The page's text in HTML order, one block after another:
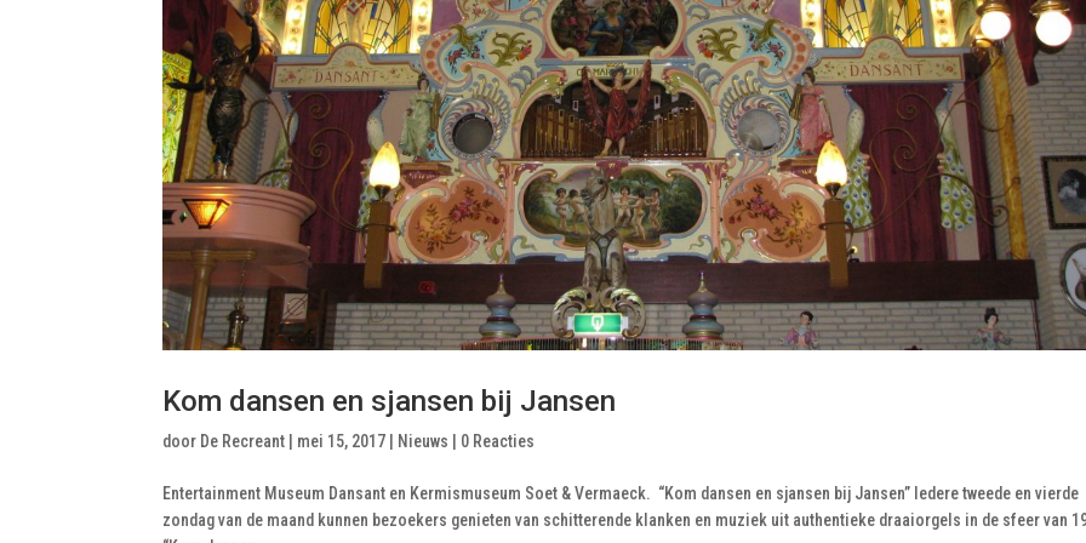
Kom dansen en sjansen bij Jansen
door De Recreant mei 15, 2017 Nieuws 0 Reacties
Entertainment Museum Dansant en Kermismuseum Soet & Vermaeck. “Kom dansen en sjansen bij Jansen” Iedere tweede en vierde
zondag van de maand kunnen bezoekers genieten van schitterende klanken en muziek uit authentieke draaiorgels in de sfeer van